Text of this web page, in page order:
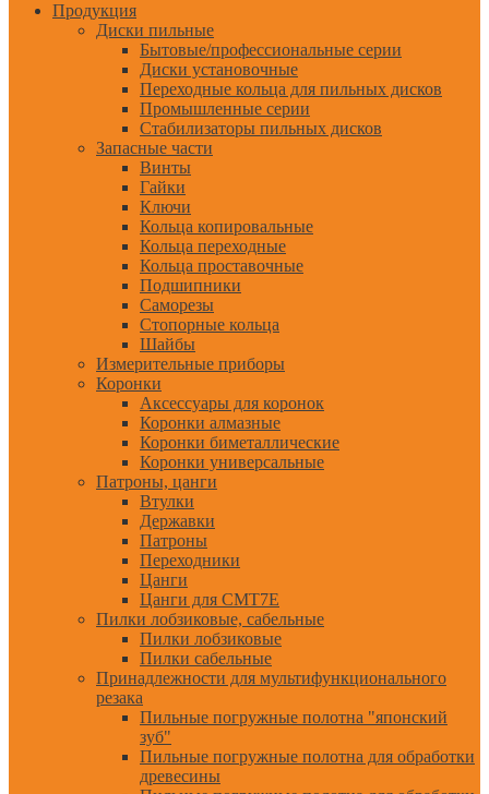
Продукция
Диски пильные
Бытовые/профессиональные серии
Диски установочные
Переходные кольца для пильных дисков
Промышленные серии
Стабилизаторы пильных дисков
Запасные части
Винты
Гайки
Ключи
Кольца копировальные
Кольца переходные
Кольца проставочные
Подшипники
Саморезы
Стопорные кольца
Шайбы
Измерительные приборы
Коронки
Аксессуары для коронок
Коронки алмазные
Коронки биметаллические
Коронки универсальные
Патроны, цанги
Втулки
Державки
Патроны
Переходники
Цанги
Цанги для CMT7E
Пилки лобзиковые, сабельные
Пилки лобзиковые
Пилки сабельные
Принадлежности для мультифункционального
резака
Пильные погружные полотна "японский
зуб"
Пильные погружные полотна для обработки
древесины